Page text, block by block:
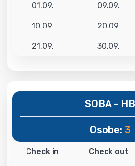
01.09. 09.09.
10.09. 20.09.
21.09. 30.09.
SOBA - HB
Osobe: 3
Check in Check out